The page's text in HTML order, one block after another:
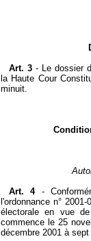
Art. 3 -Le dossier
la Haute Cour
minuit.
Art. 4 -
l'ordonnance n°
électorale en vue
commence le 25
décembre 2001 à sept